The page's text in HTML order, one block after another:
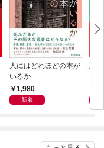
人にはどれほどの本が
いるか
1,980
新着
五